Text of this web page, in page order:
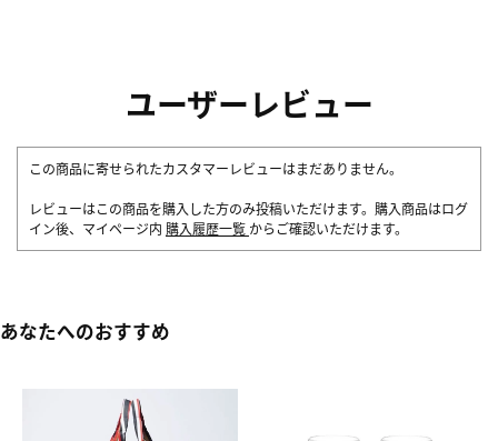
ユーザーレビュー
この商品に寄せられたカスタマーレビューはまだありません。
レビューはこの商品を購入した方のみ投稿いただけます。購入商品はログ
イン後、マイページ内 購入履歴一覧 からご確認いただけます。
あなたへのおすすめ